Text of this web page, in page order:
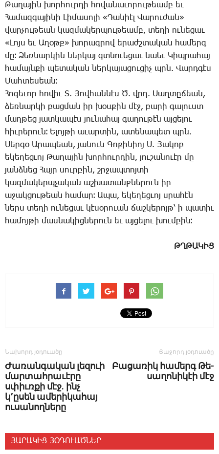
­Թա­ղա­յին խոր­հուր­դի հո­վա­նա­ւո­րու­թեամբ եւ
­Հա­մազ­գա­յի­նի ­Լի­մա­սո­լի «­Դա­նիէլ ­Վա­րու­ժան»
վար­չու­թեան կազ­մա­կեր­պու­թեամբ, տե­ղի ու­նե­ցաւ
«­Լոյս եւ Ա­ղօթք» խո­րագ­րով ե­րաժշ­տա­կան հա­մերգ
մը։ ­Ձեռ­նար­կին ներ­կայ գտնո­ւե­ցաւ նաեւ ­Կիպ­րա­հայ
հա­մայն­քի պե­տա­կան ներ­կա­յա­ցու­ցիչ պրն. ­Վարդ­գէս
­Մահ­տե­սեան։
­Հո­գե­ւոր հո­վիւ Տ. ­Յով­հան­նէս Ծ. վրդ. ­Սաղ­տը­ճեան,
ձեռ­նար­կի բաց­ման իր խօս­քին մէջ, բա­րի գա­լուստ
մաղ­թեց յատ­կա­պէս յու­նա­հայ գա­ղու­թէն այ­ցե­լու
հիւ­րե­րուն։ Ե­լոյ­թի ա­ւար­տին, ա­տե­նա­պետ պրն.
­Սեր­գօ Ա­րա­պեան, յա­նուն ­Գո­քի­նիոյ Ս. ­Յա­կոբ
ե­կե­ղեց­ւոյ ­Թա­ղա­յին խոր­հուր­դին, յու­շա­նո­ւէր մը
յանձ­նեց ­Հայր սուր­բին, շրջապ­տոյ­տի
կազ­մա­կերպ­չա­կան աշ­խա­տանք­նե­րուն իր
ա­ջակ­ցու­թեան հա­մար։ Ա­պա, ե­կե­ղեց­ւոյ սրա­հէն
ներս տե­ղի ու­նե­ցաւ կէ­սօ­րո­ւան ճաշ­կե­րոյթ՝ ի պա­տիւ
հա­մոյ­թի մաս­նա­կից­նե­րուն եւ այ­ցե­լու խում­բին։
ԹՂԹԱԿԻՑ
Նախորդ յօդուածը
­Ժառանգական լեզո­ւի
մարտահրաւէրը
սփիւռքի մէջ. ինչ
կ՚ըսեն ամերիկահայ
ուսանողները
Յաջորդ յօդուածը
­Բա­ցա­ռիկ հա­մերգ ­Թե­
սա­ղո­նի­կէի մէջ
ՅԱՐԱԿԻՑ ՅՕԴՈՒԱԾՆԵՐ